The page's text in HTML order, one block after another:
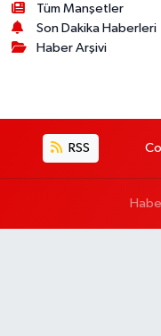
Tüm Manşetler
Son Dakika Haberleri
Haber Arşivi
RSS